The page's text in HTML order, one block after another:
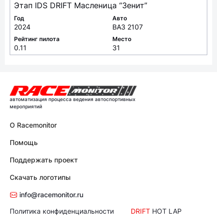
Этап IDS DRIFT Масленица “Зенит”
Год
2024
Авто
ВАЗ 2107
Рейтинг пилота
0.11
Место
31
автоматизация процесса ведения автоспортивных
мероприятий
О Racemonitor
Помощь
Поддержать проект
Скачать логотипы
info@racemonitor.ru
Политика конфиденциальности
DRIFT HOT LAP